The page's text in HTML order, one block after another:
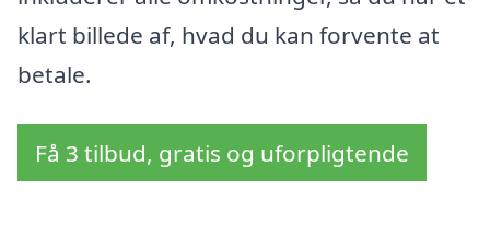
klart billede af, hvad du kan forvente at
betale.
Få 3 tilbud, gratis og uforpligtende